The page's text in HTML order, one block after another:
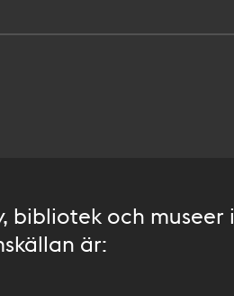
bibliotek och museer i
är: